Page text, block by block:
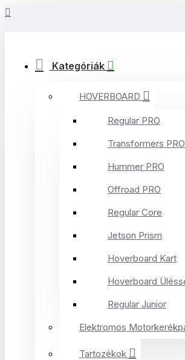
Kategóriák
HOVERBOARD
Regular PRO
Transformers PRO
Hummer PRO
Offroad PRO
Regular Core
Jetson Prism
Hoverboard Kart
Hoverboard
Regular Junior
Elektromos
Tartozékok